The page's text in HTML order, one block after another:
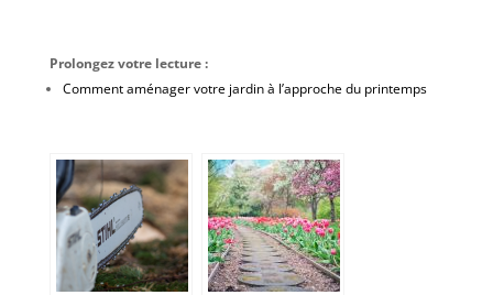
Prolongez votre lecture :
Comment aménager votre jardin à l’approche du printemps